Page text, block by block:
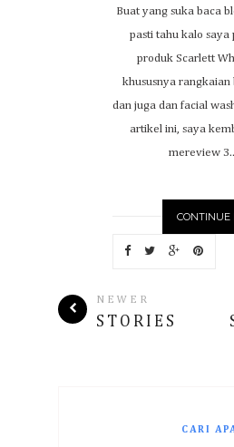
Buat yang suka baca
pasti tahu kalo saya
produk Scarlett
khususnya rangkaian
dan juga dan facial
artikel ini, saya
mereview
CONTINUE
NEWER
STORIES
CARI